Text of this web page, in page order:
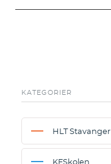
KATEGORIER
HLT Stavanger
KFSkolen